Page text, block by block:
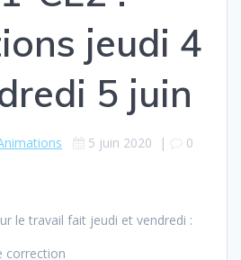
jeudi 4
5 juin
5 juin 2020 | 0
le travail fait jeudi et vendredi :
correction